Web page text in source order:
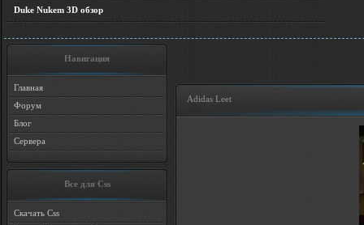
Duke Nukem 3D обзор
Навигация
Главная
Форум
Блог
Сервера
Все для Css
Скачать Css
Adidas Leet